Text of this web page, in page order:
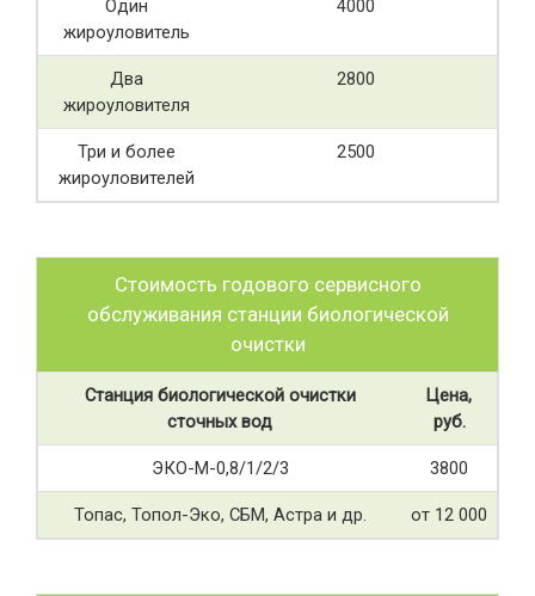
Один
жироуловитель
4000
Два
жироуловителя
2800
Три и более
жироуловителей
2500
Стоимость годового сервисного
обслуживания станции биологической
очистки
Станция биологической очистки
сточных вод
Цена,
руб.
ЭКО-М-0,8/1/2/3 3800
Топас, Топол-Эко, СБМ, Астра и др. от 12 000